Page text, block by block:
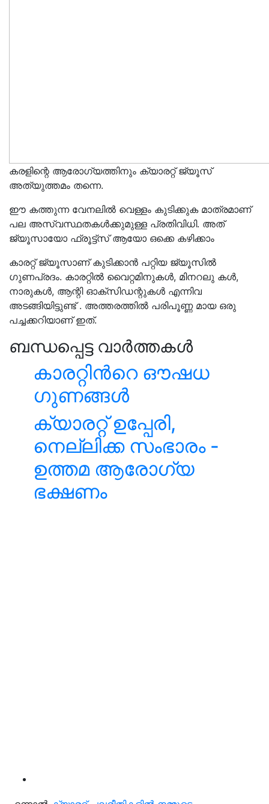
കരളിന്റെ ആരോഗ്യത്തിനും ക്യാരറ്റ്‌ ജ്യൂസ്
അത്യുത്തമം തന്നെ.
ഈ കത്തുന്ന വേനലിൽ വെള്ളം കുടിക്കുക മാത്രമാണ്
പല അസ്വസ്ഥതകൾക്കുമുള്ള പ്രതിവിധി. അത്
ജ്യൂസായോ ഫ്രൂട്ട്സ് ആയോ ഒക്കെ കഴിക്കാം
കാരറ്റ് ജ്യൂസാണ് കുടിക്കാൻ പറ്റിയ ജ്യൂസിൽ
ഗുണപ്രദം. കാരറ്റിൽ വൈറ്റമിനുകൾ, മിനറലു കൾ,
നാരുകൾ, ആന്റി ഓക്സിഡന്റുകൾ എന്നിവ
അടങ്ങിയിട്ടുണ്ട് . അത്തരത്തിൽ പരിപൂണ്ണ മായ ഒരു
പച്ചക്കറിയാണ്‌ ഇത്.
ബന്ധപ്പെട്ട വാർത്തകൾ
കാരറ്റിന്‍റെ ഔഷധ
ഗുണങ്ങള്‍
ക്യാരറ്റ് ഉപ്പേരി,
നെല്ലിക്ക സംഭാരം -
ഉത്തമ ആരോഗ്യ
ഭക്ഷണം